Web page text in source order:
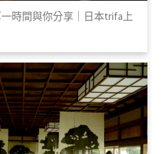
時間與你分享｜日本trifa上